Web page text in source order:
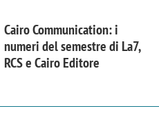
Cairo Communication: i
numeri del semestre di La7,
RCS e Cairo Editore